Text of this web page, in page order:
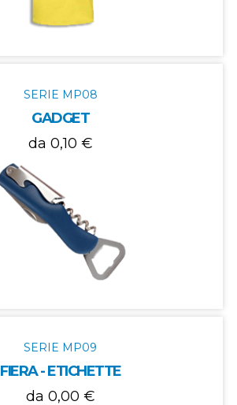
SERIE MP08
GADGET
da 0,10 €
SERIE MP09
FIERA - ETICHETTE
da 0,00 €